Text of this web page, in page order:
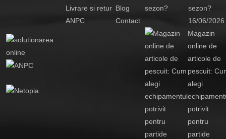
Livrare si retur
ANPC
Blog
Contact
sezon?
16/06/2026
Magazin
online de
articole de
pescuit:
alegi
potrivit
pentru
partide